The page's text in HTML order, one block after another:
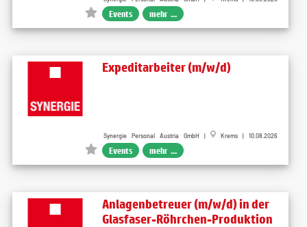
Events mehr ...
Expeditarbeiter (m/w/d)
Synergie Personal Austria GmbH | Krems | 10.08.2026
Events mehr ...
Anlagenbetreuer (m/w/d) in der
Glasfaser-Röhrchen-Produktion